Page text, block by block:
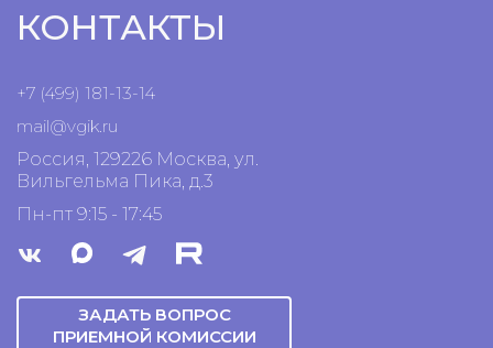
КОНТАКТЫ
+7 (499) 181-13-14
mail@vgik. ru
Россия, 129226 Москва, ул.
Вильгельма Пика, д.3
Пн-пт 9:15 - 17:45
ЗАДАТЬ ВОПРОС
ПРИЕМНОЙ КОМИССИИ